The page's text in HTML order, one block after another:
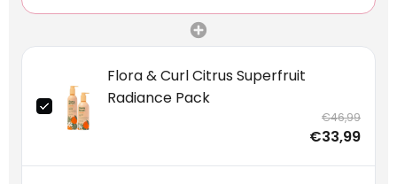
Flora & Curl Citrus Superfruit
Radiance Pack
€46,99
€33,99